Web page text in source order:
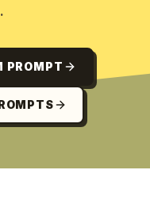
PROMPT